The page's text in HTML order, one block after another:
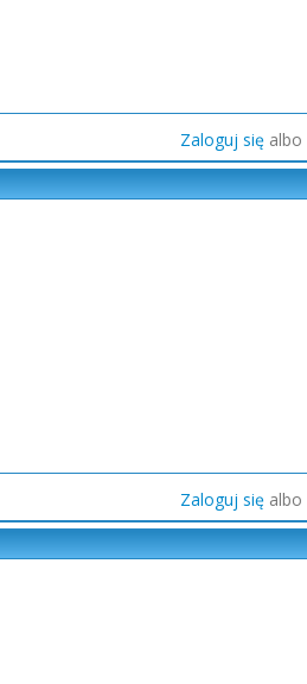
Zaloguj się albo
Zaloguj się albo